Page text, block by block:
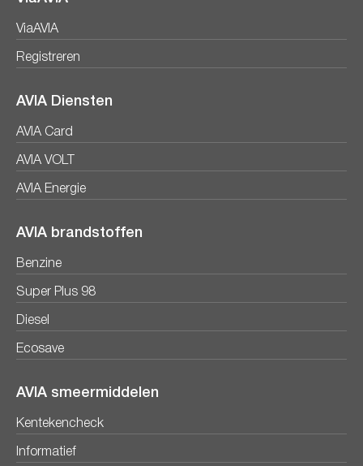
ViaAVIA
Registreren
AVIA Diensten
AVIA Card
AVIA VOLT
AVIA Energie
AVIA brandstoffen
Benzine
Super Plus 98
Diesel
Ecosave
AVIA smeermiddelen
Kentekencheck
Informatief